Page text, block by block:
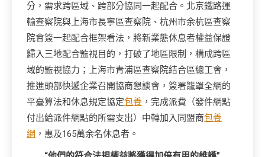
分，需求跨區域、跨部分協同一起配合。北京鐵路運
輸查察院與上海市長寧區查察院、杭州市余杭區查察
院會簽一起配合框架看法，將新業態休息者權益保證
歸入三地配合監視目的，打破了地區限制，構成跨區
域的監視協力；上海市青浦區查察院結合區總工會，
推進頭部快遞企業召開協商懇談會，簽署籠罩全網的
平臺算法和休息規定協定包養 ，完成派費（發件網點
付出給派件網點的所需支出）中轉加入同盟商包養
網 ，惠及165萬余名休息者。